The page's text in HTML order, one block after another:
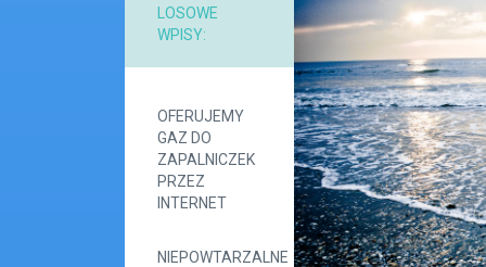
LOSOWE
WPISY:
OFERUJEMY
GAZ DO
ZAPALNICZEK
PRZEZ
INTERNET
NIEPOWTARZALNE